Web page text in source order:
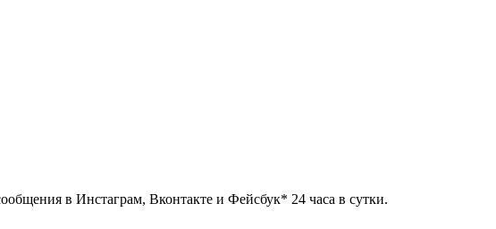
в Инстаграм, Вконтакте и Фейсбук* 24 часа в сутки.